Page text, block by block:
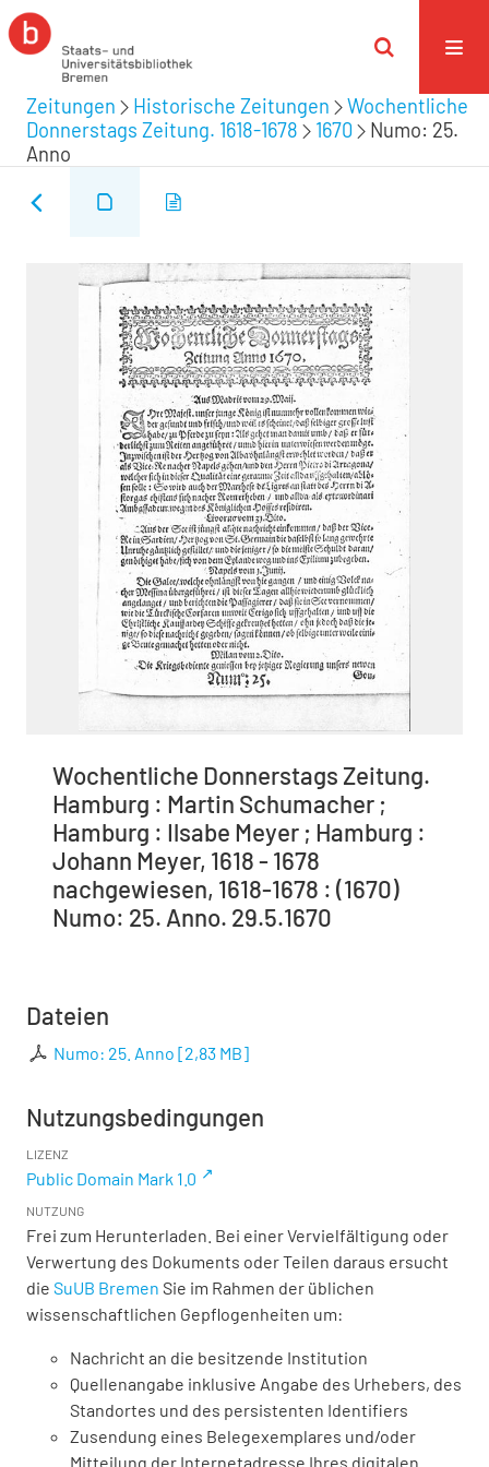
Zeitungen Historische Zeitungen
Wochentliche
Donnerstags Zeitung. 1618-1678
1670
Numo: 25.
Anno
Wochentliche Donnerstags Zeitung.
Hamburg : Martin Schumacher ;
Hamburg : Ilsabe Meyer ; Hamburg :
Johann Meyer, 1618 - 1678
nachgewiesen, 1618-1678 : (1670)
Numo: 25. Anno. 29.5.1670
Dateien
Numo: 25. Anno [2,83 MB]
Nutzungsbedingungen
LIZENZ
Public Domain Mark 1.0
NUTZUNG
Frei zum Herunterladen. Bei einer Vervielfältigung oder
Verwertung des Dokuments oder Teilen daraus ersucht
die SuUB Bremen Sie im Rahmen der üblichen
wissenschaftlichen Gepflogenheiten um:
Nachricht an die besitzende Institution
Quellenangabe inklusive Angabe des Urhebers, des
Standortes und des persistenten Identifiers
Zusendung eines Belegexemplares und/oder
Mitteilung der Internetadresse Ihres digitalen